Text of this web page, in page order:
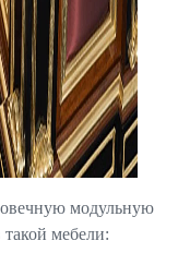
модульную
мебели: